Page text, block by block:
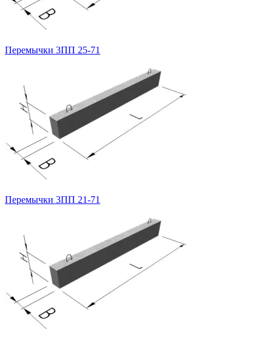
Перемычки 3ПП 25-71
Перемычки 3ПП 21-71